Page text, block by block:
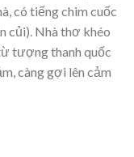
có tiếng chim cuốc
củi). Nhà thơ khéo
tượng thanh quốc
càng gợi lên cảm